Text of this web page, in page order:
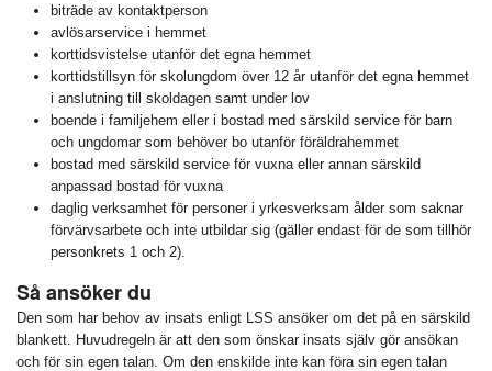
biträde av kontaktperson
avlösarservice i hemmet
korttidsvistelse utanför det egna hemmet
korttidstillsyn för skolungdom över 12 år utanför det egna hemmet
i anslutning till skoldagen samt under lov
boende i familjehem eller i bostad med särskild service för barn
och ungdomar som behöver bo utanför föräldrahemmet
bostad med särskild service för vuxna eller annan särskild
anpassad bostad för vuxna
daglig verksamhet för personer i yrkesverksam ålder som saknar
förvärvsarbete och inte utbildar sig (gäller endast för de som tillhör
personkrets 1 och 2).
Så ansöker du
Den som har behov av insats enligt LSS ansöker om det på en särskild
blankett. Huvudregeln är att den som önskar insats själv gör ansökan
och för sin egen talan. Om den enskilde inte kan föra sin egen talan